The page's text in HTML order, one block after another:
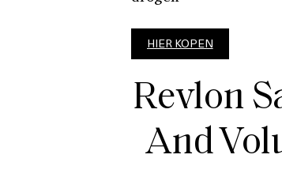
HIER KOPEN
Revlon
And